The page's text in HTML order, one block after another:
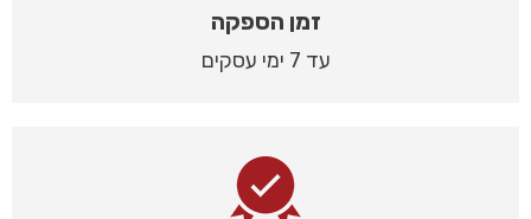
זמן הספקה
עד 7 ימי עסקים